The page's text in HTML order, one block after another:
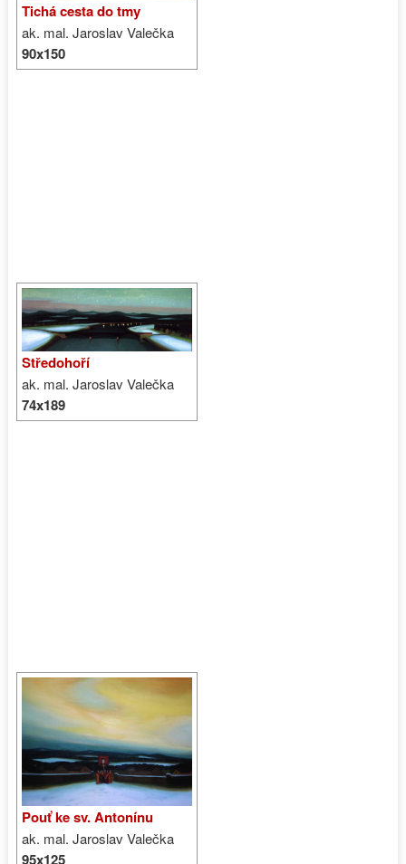
Tichá cesta do tmy
ak. mal. Jaroslav Valečka
90x150
Středohoří
ak. mal. Jaroslav Valečka
74x189
Pouť ke sv. Antonínu
ak. mal. Jaroslav Valečka
95x125